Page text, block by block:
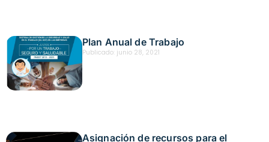
Plan Anual de Trabajo
Publicado: junio 28, 2021
Asignación de recursos para el